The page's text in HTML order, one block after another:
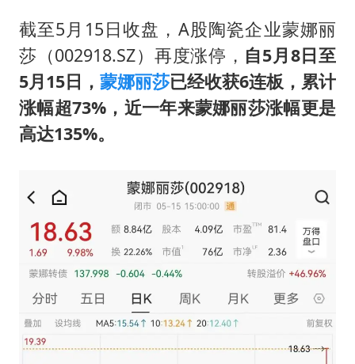
伊斯兰版北约来了吗
上半年国内居民出游人次34.63亿
22岁女生独闯南太行失联12天
薛之谦杭州站演唱会取消
习近平心系体育强国建设
截至5月15日收盘，A股陶瓷企业蒙娜丽
莎 （002918.SZ）再度涨停， 自5月8日至
5月15日， 蒙娜丽莎已经收获6连板，累计
涨幅超73%，近一年来蒙娜丽莎涨幅更是
高达135%。